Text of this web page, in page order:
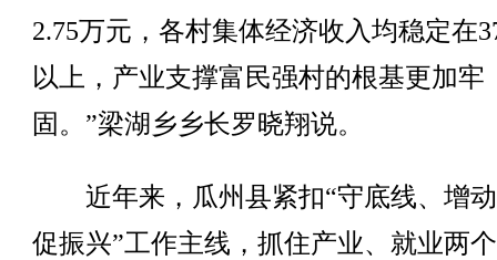
2.75万元，各村集体经济收入均稳定在
以上，产业支撑富民强村的根基更加牢
固。”梁湖乡乡长罗晓翔说。
近年来，瓜州县紧扣“守底线、增
促振兴”工作主线，抓住产业、就业两